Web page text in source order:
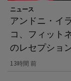
ニュース
アンドニ・イ
コ、フィット
のレセプショ
13時間 前